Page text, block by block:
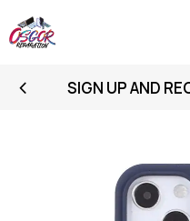
SIGN UP AND